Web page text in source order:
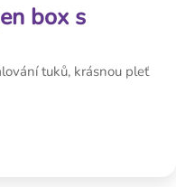
box s
tuků, krásnou pleť